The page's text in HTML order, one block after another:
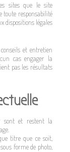
sites que le site
toute responsabilité
dispositions légales
et entretien
cas engager la
pas les résultats
sont et restent la
titre que ce soit,
forme de photo,